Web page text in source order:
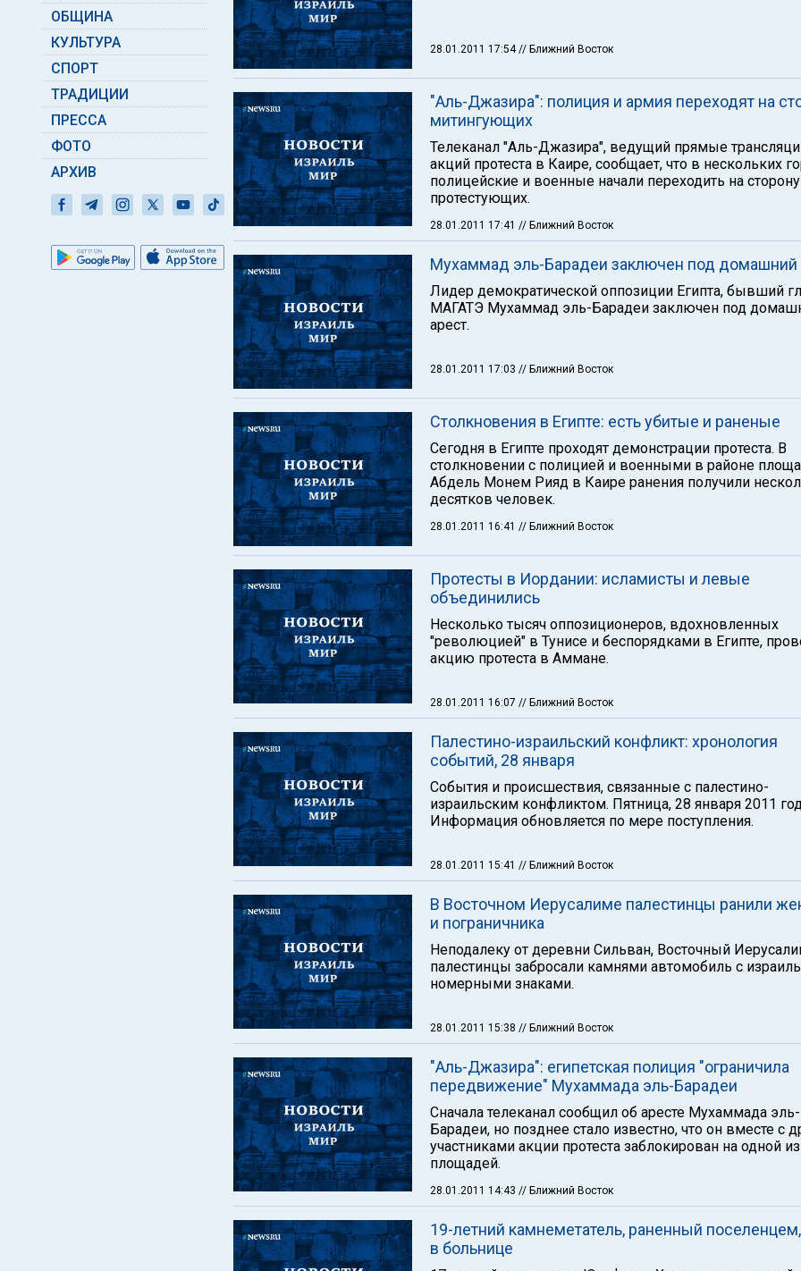
ОБЩИНА
КУЛЬТУРА
СПОРТ
ТРАДИЦИИ
ПРЕССА
ФОТО
АРХИВ
28.01.2011 17:54// Ближний Восток
"Аль-Джазира": полиция и армия переходят на
митингующих
Телеканал "Аль-Джазира", ведущий прямые
акций протеста в Каире, сообщает, что в нескольких
полицейские и военные начали переходить на сторону
протестующих.
28.01.2011 17:41 // Ближний Восток
Мухаммад эль-Барадеи заключен под домашний
Лидер демократической оппозиции Египта, бывший
МАГАТЭ Мухаммад эль-Барадеи заключен под
арест.
28.01.2011 17:03 // Ближний Восток
Столкновения в Египте: есть убитые и раненые
Сегодня в Египте проходят демонстрации протеста. В
столкновении с полицией и военными в районе
Абдель Монем Рияд в Каире ранения получили
десятков человек.
28.01.2011 16:41 // Ближний Восток
Протесты в Иордании: исламисты и левые
объединились
Несколько тысяч оппозиционеров, вдохновленных
"революцией" в Тунисе и беспорядками в Египте,
акцию протеста в Аммане.
28.01.2011 16:07 // Ближний Восток
Палестино-израильский конфликт: хронология
событий, 28 января
События и происшествия, связанные с палестино-
израильским конфликтом. Пятница, 28 января 2011
Информация обновляется по мере поступления.
28.01.2011 15:41 // Ближний Восток
В Восточном Иерусалиме палестинцы ранили
и пограничника
Неподалеку от деревни Сильван, Восточный
палестинцы забросали камнями автомобиль с
номерными знаками.
28.01.2011 15:38 // Ближний Восток
"Аль-Джазира": египетская полиция "ограничила
передвижение" Мухаммада эль-Барадеи
Сначала телеканал сообщил об аресте Мухаммада эль-
Барадеи, но позднее стало известно, что он вместе с
участниками акции протеста заблокирован на одной из
площадей.
28.01.2011 14:43 // Ближний Восток
19-летний камнеметатель, раненный
в больнице